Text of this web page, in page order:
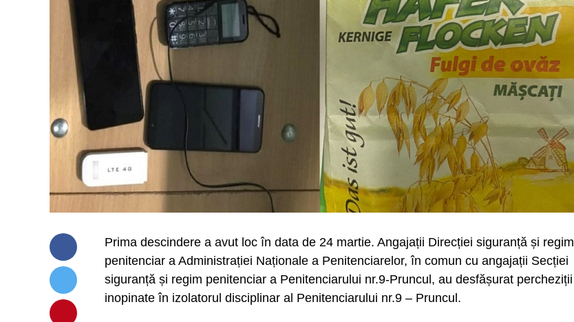
Prima descindere a avut loc în data de 24 martie. Angajații Direcției siguranță și regim
penitenciar a Administrației Naționale a Penitenciarelor, în comun cu angajații Secției
siguranță și regim penitenciar a Penitenciarului nr.9-Pruncul, au desfășurat percheziții
inopinate în izolatorul disciplinar al Penitenciarului nr.9 – Pruncul.